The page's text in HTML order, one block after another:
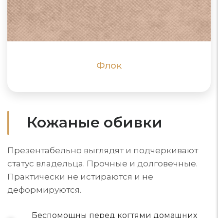
Флок
высоким. Электризуется, притягивает и накапливает
пыль, не впитывает воду
ПОДРОБНЕЕ
ПОДРОБНЕЕ
Кожаные обивки
Презентабельно выглядят и подчеркивают
статус владельца. Прочные и долговечные.
Практически не истираются и не
деформируются.
Беспомощны перед когтями домашних